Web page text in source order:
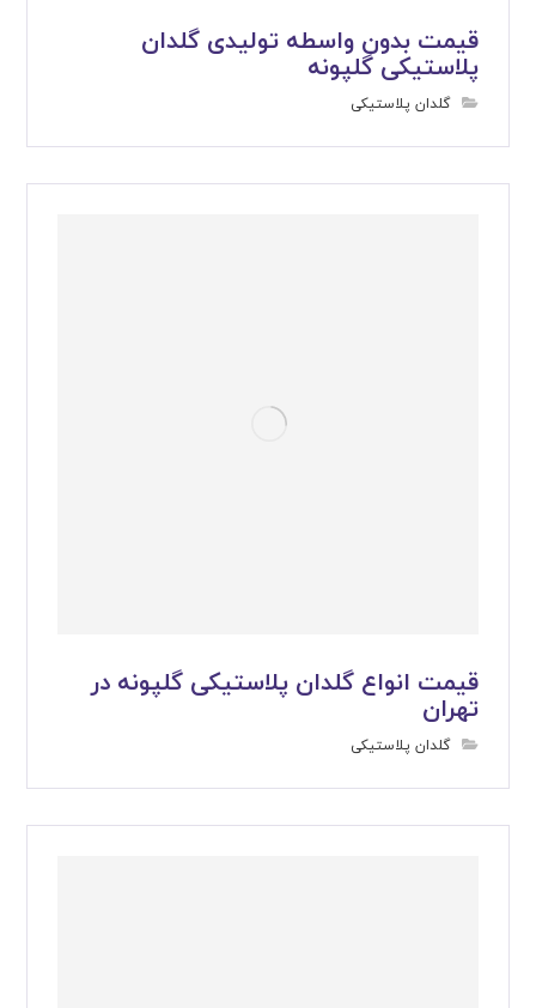
قیمت بدون واسطه تولیدی گلدان
پلاستیکی گلپونه
گلدان پلاستیکی
قیمت انواع گلدان پلاستیکی گلپونه در
تهران
گلدان پلاستیکی